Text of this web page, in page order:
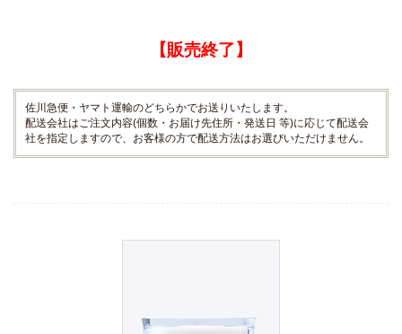
【販売終了】
佐川急便・ヤマト運輸のどちらかでお送りいたします。
配送会社はご注文内容(個数・お届け先住所・発送日 等)に応じて配送会
社を指定しますので、お客様の方で配送方法はお選びいただけません。